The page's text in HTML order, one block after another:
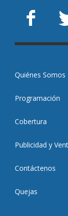
Quiénes Somos
Programación
Cobertura
Publicidad y
Contáctenos
Quejas